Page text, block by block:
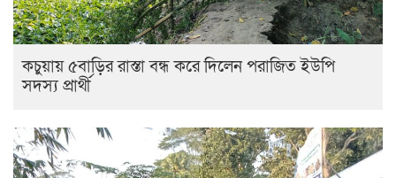
কচুয়ায় ৫বাড়ির রাস্তা বন্ধ করে দিলেন পরাজিত ইউপি
সদস্য প্রার্থী